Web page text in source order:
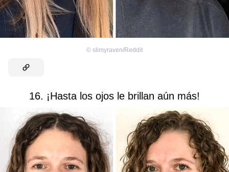
© slimyraven/Reddit
16. ¡Hasta los ojos le brillan aún más!